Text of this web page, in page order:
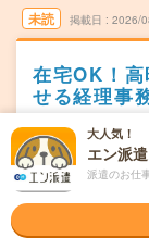
未読 掲載日 2026/
在宅OK！
せる経理事
交通費別途支給あり
WEB登録OK 正
勤務地
新横
大人気！
エン派
派遣のお仕